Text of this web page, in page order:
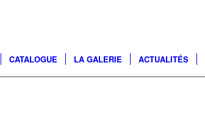
CATALOGUE LA GALERIE ACTUALITÉS